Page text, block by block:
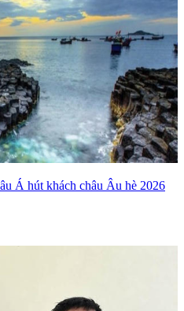
Á hút khách châu Âu hè 2026